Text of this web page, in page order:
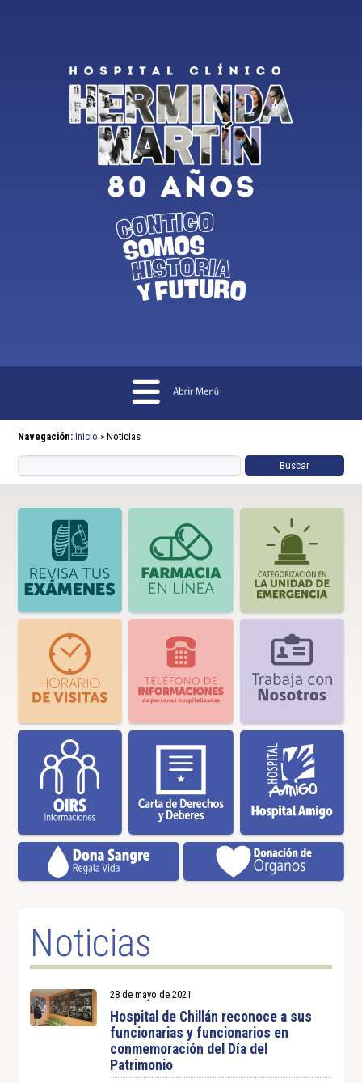
Navegación: Inicio » Noticias
Noticias
28 de mayo de 2021
Hospital de Chillán reconoce a sus
funcionarias y funcionarios en
conmemoración del Día del
Patrimonio